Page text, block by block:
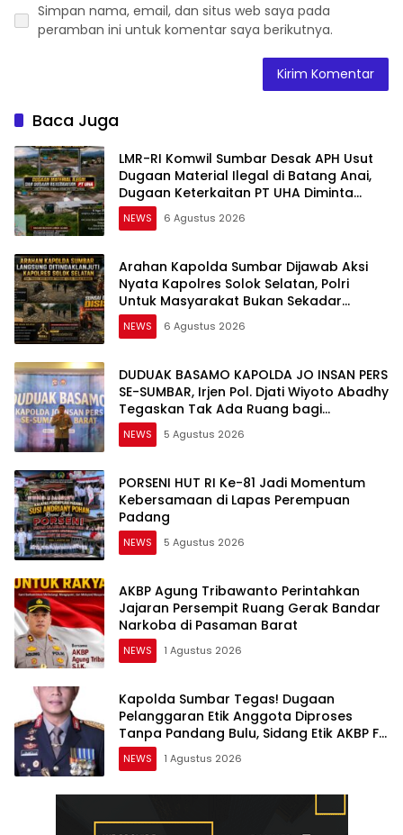
Simpan nama, email, dan situs web saya pada
peramban ini untuk komentar saya berikutnya.
Baca Juga
LMR-RI Komwil Sumbar Desak APH Usut
Dugaan Material Ilegal di Batang Anai,
Dugaan Keterkaitan PT UHA Diminta
Diselidiki Tuntas
NEWS 6 Agustus 2026
Arahan Kapolda Sumbar Dijawab Aksi
Nyata Kapolres Solok Selatan, Polri
Untuk Masyarakat Bukan Sekadar
Slogan
NEWS 6 Agustus 2026
DUDUAK BASAMO KAPOLDA JO INSAN PERS
SE-SUMBAR, Irjen Pol. Djati Wiyoto Abadhy
Tegaskan Tak Ada Ruang bagi
Pelanggar Hukum di Internal Polri
NEWS 5 Agustus 2026
PORSENI HUT RI Ke-81 Jadi Momentum
Kebersamaan di Lapas Perempuan
Padang
NEWS 5 Agustus 2026
AKBP Agung Tribawanto Perintahkan
Jajaran Persempit Ruang Gerak Bandar
Narkoba di Pasaman Barat
NEWS 1 Agustus 2026
Kapolda Sumbar Tegas! Dugaan
Pelanggaran Etik Anggota Diproses
Tanpa Pandang Bulu, Sidang Etik AKBP F
Dipercepat
NEWS 1 Agustus 2026